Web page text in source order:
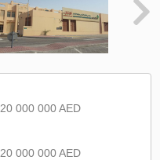
20 000 000 AED
20 000 000 AED